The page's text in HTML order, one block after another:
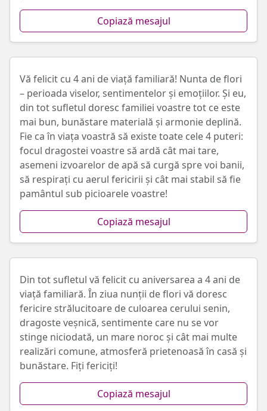
Copiază mesajul
Vă felicit cu 4 ani de viață familiară! Nunta de flori
– perioada viselor, sentimentelor și emoțiilor. Și eu,
din tot sufletul doresc familiei voastre tot ce este
mai bun, bunăstare materială și armonie deplină.
Fie ca în viața voastră să existe toate cele 4 puteri:
focul dragostei voastre să ardă cât mai tare,
asemeni izvoarelor de apă să curgă spre voi banii,
să respirați cu aerul fericirii și cât mai stabil să fie
pamântul sub picioarele voastre!
Copiază mesajul
Din tot sufletul vă felicit cu aniversarea a 4 ani de
viață familiară. În ziua nunții de flori vă doresc
fericire strălucitoare de culoarea cerului senin,
dragoste veșnică, sentimente care nu se vor
stinge niciodată, un mare noroc și cât mai multe
realizări comune, atmosferă prietenoasă în casă și
bunăstare. Fiți fericiți!
Copiază mesajul